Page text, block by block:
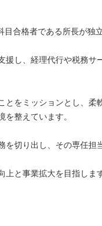
合格者である所長が独
援し、経理代行や税務サ
とをミッションとし、柔
整えています。
を切り出し、その専任担
と事業拡大を目指します